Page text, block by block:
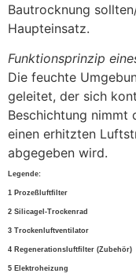
Bautrocknung
Haupteinsatz.
Funktionsprinzip
Die feuchte
geleitet, der sich
Beschichtung nimmt
einen erhitzten
abgegeben wird.
Legende:
1 Prozeßluftfilter
2 Silicagel-Trockenrad
3 Trockenluftventilator
4 Regenerationsluftfilter (Zubehör)
5 Elektroheizung